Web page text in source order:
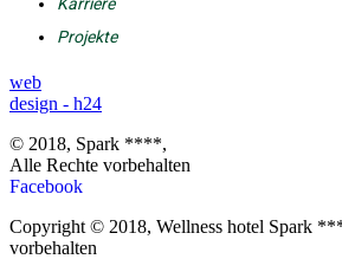
Projekte
web
design - h24
© 2018, Spark ****,
Alle Rechte vorbehalten
Facebook
Copyright © 2018, Wellness hotel Spark
vorbehalten